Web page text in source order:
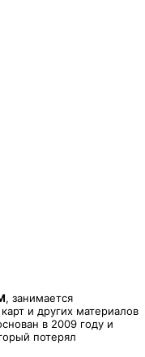
, занимается
и других материалов
в 2009 году и
потерял